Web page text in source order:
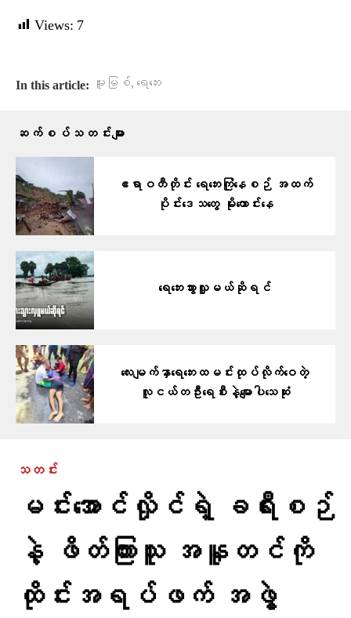
Views: 7
In this article: မူးမြစ်, ရေဘေး
ဆက်စပ်သတင်းများ
ဧရာဝတီတိုင်း ရေဘေးကြုံနေစဉ် အထက်
ပိုင်းဒေသတွေ မိုးကောင်းနေ
ရေဘေးသွားလှူမယ်ဆိုရင်
လေးမျက်နှာရေဘေးထမင်းထုပ်လိုက်ဝေတဲ့
လူငယ်တဦးရေစီးနဲ့မျောပါသေဆုံး
သတင်း
မင်းအောင်လှိုင်ရဲ့ ခရီးစဉ်
နဲ့ ဖိတ်ကြားသူ အနူတင်ကို
ထိုင်းအရပ်ဖက် အဖွဲ့